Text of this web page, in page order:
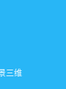
三维